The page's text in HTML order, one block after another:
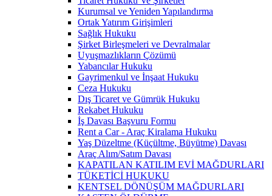
Kurumsal ve Yeniden Yapılandırma
Ortak Yatırım Girişimleri
Sağlık Hukuku
Şirket Birleşmeleri ve Devralmalar
Uyuşmazlıkların Çözümü
Yabancılar Hukuku
Gayrimenkul ve İnşaat Hukuku
Ceza Hukuku
Dış Ticaret ve Gümrük Hukuku
Rekabet Hukuku
İş Davası Başvuru Formu
Rent a Car - Araç Kiralama Hukuku
Yaş Düzeltme (Küçültme, Büyütme) Davası
Araç Alım/Satım Davası
KAPATILAN KATILIM EVİ MAĞDURLARI
TÜKETİCİ HUKUKU
KENTSEL DÖNÜŞÜM MAĞDURLARI